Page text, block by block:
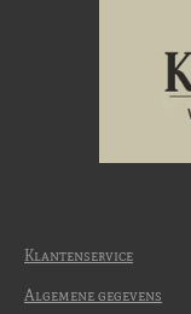
Klantenservice
Algemene gegevens